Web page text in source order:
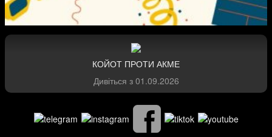
КОЙОТ ПРОТИ АКМЕ
Дивіться з 01.09.2026